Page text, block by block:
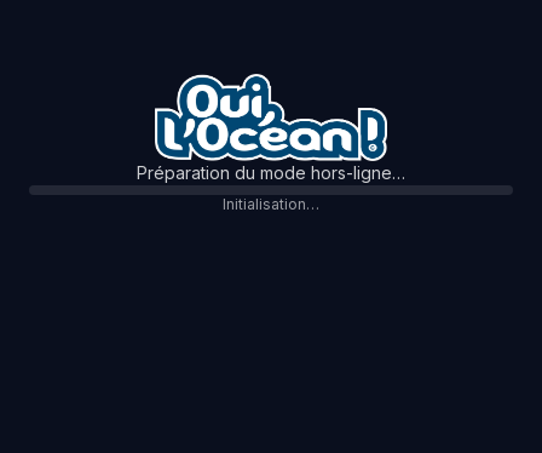
Préparation du mode hors-ligne…
Initialisation…